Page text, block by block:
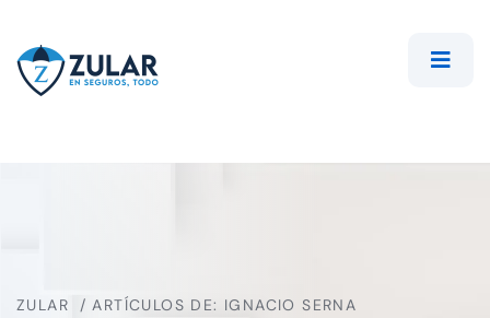
ZULAR ARTÍCULOS DE: IGNACIO SERNA